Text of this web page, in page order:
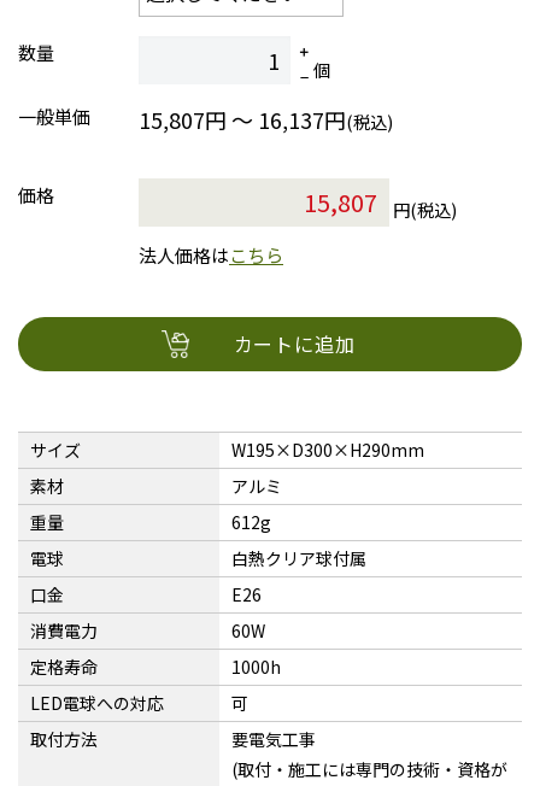
数量
個
一般単価
15,807円 ～ 16,137円(税込)
価格
円(税込)
法人価格はこちら
カートに追加
サイズ
W195×D300×H290mm
素材
アルミ
重量
612g
電球
白熱クリア球付属
口金
E26
消費電力
60W
定格寿命
1000h
LED電球への対応
可
取付方法
要電気工事
(取付・施工には専門の技術・資格が